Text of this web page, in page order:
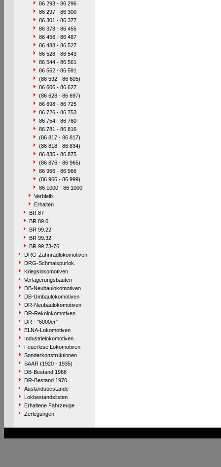
86 293 - 86 296
86 297 - 86 300
86 301 - 86 377
86 378 - 86 455
86 456 - 86 487
86 488 - 86 527
86 528 - 86 543
86 544 - 86 561
86 562 - 86 591
(86 592 - 86 605)
86 606 - 86 627
(86 628 - 86 697)
86 698 - 86 725
86 726 - 86 753
86 754 - 86 780
86 781 - 86 816
(86 817 - 86 817)
(86 818 - 86 834)
86 835 - 86 875
(86 876 - 86 965)
86 966 - 86 966
(86 966 - 86 999)
86 1000 - 86 1000
Verbleib
Erhalten
BR 87
BR 89.0
BR 99.22
BR 99.32
BR 99.73-76
DRG-Zahnradlokomotiven
DRG-Schmalspurlok.
Kriegslokomotiven
Verlagerungsbauten
DB-Neubaulokomotiven
DB-Umbaulokomotiven
DR-Neubaulokomotiven
DR-Rekolokomotiven
DR - "6000er"
ELNA-Lokomotiven
Industrielokomotiven
Feuerlose Lokomotiven
Sonderkonstruktionen
SAAR (1920 - 1935)
DB-Bestand 1968
DR-Bestand 1970
Auslandsbestände
Lokbestandslisten
Erhaltene Fahrzeuge
Zerlegungen